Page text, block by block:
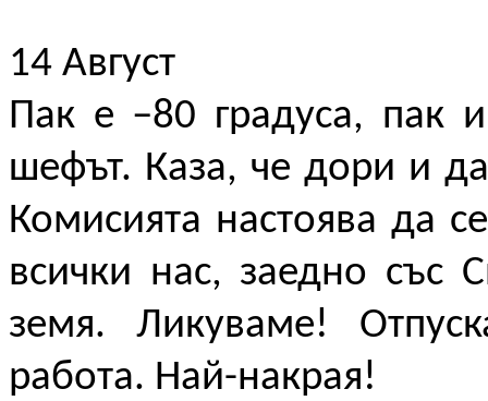
14 Август
Пак е –80 градуса, пак
шефът. Каза, че дори и
Комисията настоява да
всички нас, заедно със
земя. Ликуваме!
работа. Най-накрая!